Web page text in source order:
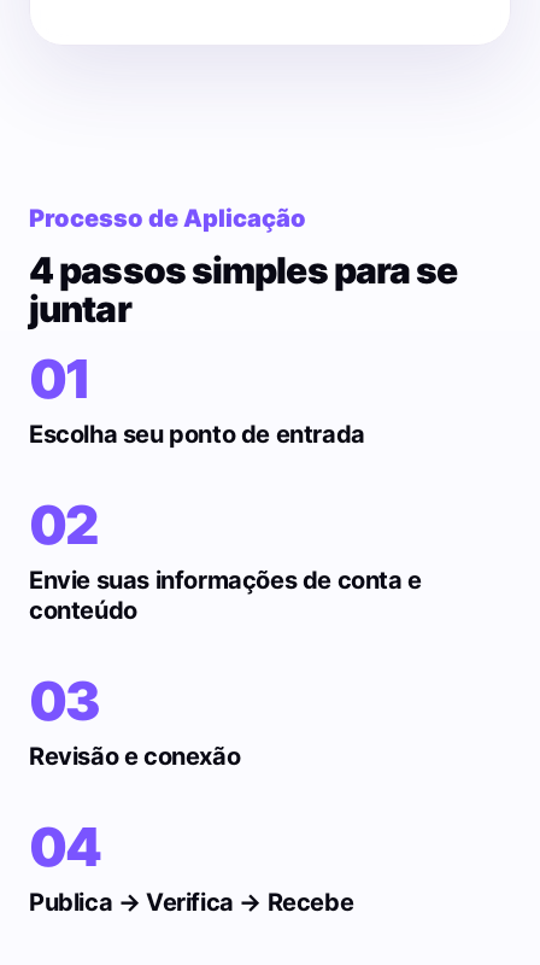
Processo de Aplicação
4 passos simples para se
juntar
01
Escolha seu ponto de entrada
02
Envie suas informações de conta e
conteúdo
03
Revisão e conexão
04
Publica → Verifica → Recebe